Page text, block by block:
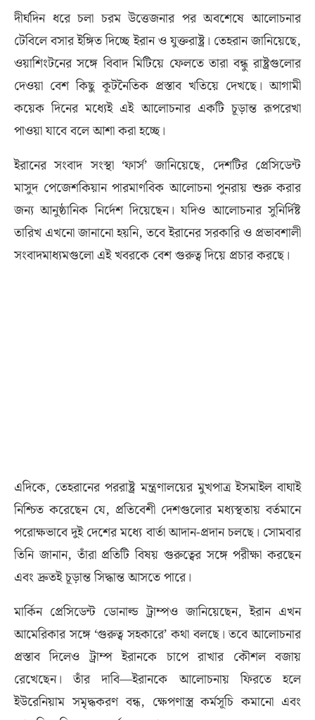
দীর্ঘদিন ধরে চলা চরম উত্তেজনার পর অবশেষে আলোচনার
টেবিলে বসার ইঙ্গিত দিচ্ছে ইরান ও যুক্তরাষ্ট্র। তেহরান জানিয়েছে,
ওয়াশিংটনের সঙ্গে বিবাদ মিটিয়ে ফেলতে তারা বন্ধু রাষ্ট্রগুলোর
দেওয়া বেশ কিছু কূটনৈতিক প্রস্তাব খতিয়ে দেখছে। আগামী
কয়েক দিনের মধ্যেই এই আলোচনার একটি চূড়ান্ত রূপরেখা
পাওয়া যাবে বলে আশা করা হচ্ছে।
ইরানের সংবাদ সংস্থা ‘ফার্স’ জানিয়েছে, দেশটির প্রেসিডেন্ট
মাসুদ পেজেশকিয়ান পারমাণবিক আলোচনা পুনরায় শুরু করার
জন্য আনুষ্ঠানিক নির্দেশ দিয়েছেন। যদিও আলোচনার সুনির্দিষ্ট
তারিখ এখনো জানানো হয়নি, তবে ইরানের সরকারি ও প্রভাবশালী
সংবাদমাধ্যমগুলো এই খবরকে বেশ গুরুত্ব দিয়ে প্রচার করছে।
এদিকে, তেহরানের পররাষ্ট্র মন্ত্রণালয়ের মুখপাত্র ইসমাইল বাঘাই
নিশ্চিত করেছেন যে, প্রতিবেশী দেশগুলোর মধ্যস্থতায় বর্তমানে
পরোক্ষভাবে দুই দেশের মধ্যে বার্তা আদান-প্রদান চলছে। সোমবার
তিনি জানান, তাঁরা প্রতিটি বিষয় গুরুত্বের সঙ্গে পরীক্ষা করছেন
এবং দ্রুতই চূড়ান্ত সিদ্ধান্ত আসতে পারে।
মার্কিন প্রেসিডেন্ট ডোনাল্ড ট্রাম্পও জানিয়েছেন, ইরান এখন
আমেরিকার সঙ্গে ‘গুরুত্ব সহকারে’ কথা বলছে। তবে আলোচনার
প্রস্তাব দিলেও ট্রাম্প ইরানকে চাপে রাখার কৌশল বজায়
রেখেছেন। তাঁর দাবি—ইরানকে আলোচনায় ফিরতে হলে
ইউরেনিয়াম সমৃদ্ধকরণ বন্ধ, ক্ষেপণাস্ত্র কর্মসূচি কমানো এবং